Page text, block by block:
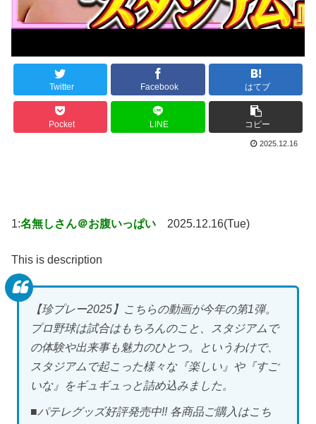
Twitter Facebook はてブ
Pocket LINE コピー
2025.12.16
1:名無しさん＠お腹いっぱい 2025.12.16(Tue)
This is description
【珍プレー2025】こちらの動画が今年の第1弾。
プロ野球は試合はもちろんのこと、スタジアムで
の体験や出来事も魅力のひとつ。というわけで、
スタジアムで起こった様々な『楽しい』や『すご
いな』をギュギュっと詰め込みました。
■パテレグッズ好評発売中!! 各商品ご購入はこち